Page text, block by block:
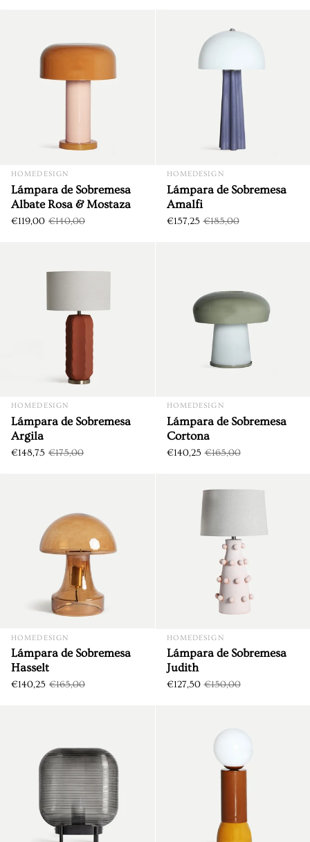
HOMEDESIGN
Lámpara de Sobremesa
Albate Rosa & Mostaza
€119,00 €140,00
HOMEDESIGN
Lámpara de Sobremesa
Amalfi
€157,25 €185,00
HOMEDESIGN
Lámpara de Sobremesa
Argila
€148,75 €175,00
HOMEDESIGN
Lámpara de Sobremesa
Cortona
€140,25 €165,00
HOMEDESIGN
Lámpara de Sobremesa
Hasselt
€140,25 €165,00
HOMEDESIGN
Lámpara de Sobremesa
Judith
€127,50 €150,00
DTO. €22,50